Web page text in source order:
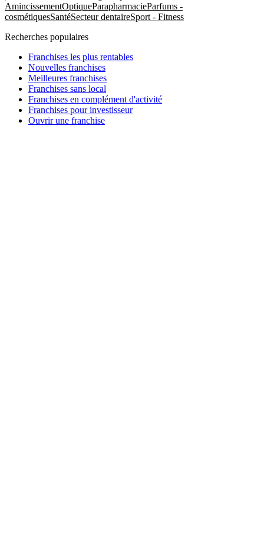
AmincissementOptiqueParapharmacieParfums -
cosmétiquesSantéSecteur dentaireSport - Fitness
Recherches populaires
Franchises les plus rentables
Nouvelles franchises
Meilleures franchises
Franchises sans local
Franchises en complément d'activité
Franchises pour investisseur
Ouvrir une franchise